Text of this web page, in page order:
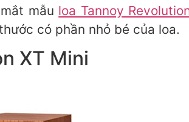
mẫu loa Tannoy
có phần nhỏ bé của loa.
XT Mini